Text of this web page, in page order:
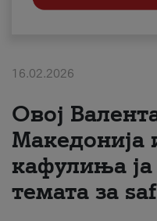
Плати сметка
#ПодобарОнлајн
16.02.2026
Овој
Македонија
кафулиња ја
темата за